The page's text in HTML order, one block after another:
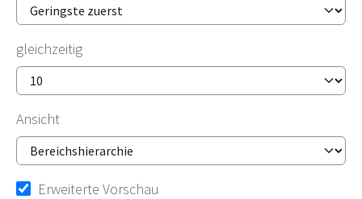
gleichzeitig
Ansicht
Erweiterte Vorschau